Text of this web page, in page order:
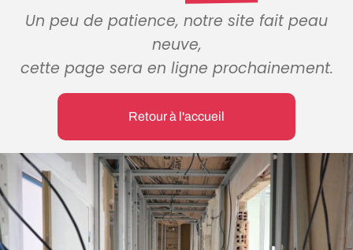
Un peu de patience, notre site fait peau
neuve,
cette page sera en ligne prochainement.
Retour à l'accueil